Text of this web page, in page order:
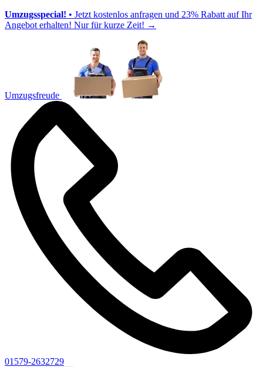
Umzugsspecial! • Jetzt kostenlos anfragen und 23% Rabatt auf Ihr
Angebot erhalten! Nur für kurze Zeit! →
Umzugsfreude
01579-2632729